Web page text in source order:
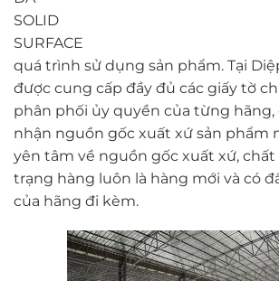
quá trình sử dụng sản phẩm. Tại
được cung cấp đầy đủ các giấy tờ
phân phối ủy quyền của từng
nhận nguồn gốc xuất xứ sản phẩm
yên tâm về nguồn gốc xuất xứ,
trạng hàng luôn là hàng mới và có
của hãng đi kèm.